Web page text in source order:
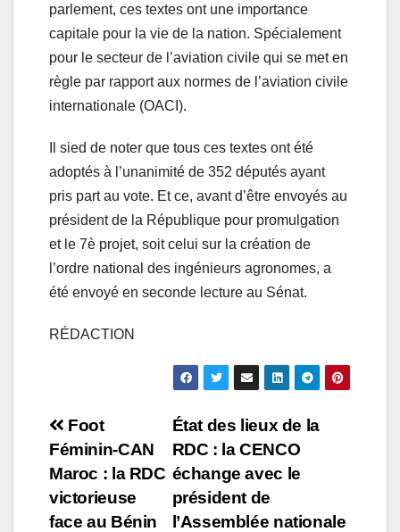
parlement, ces textes ont une importance
capitale pour la vie de la nation. Spécialement
pour le secteur de l’aviation civile qui se met en
règle par rapport aux normes de l’aviation civile
internationale (OACI).
Il sied de noter que tous ces textes ont été
adoptés à l’unanimité de 352 députés ayant
pris part au vote. Et ce, avant d’être envoyés au
président de la République pour promulgation
et le 7è projet, soit celui sur la création de
l’ordre national des ingénieurs agronomes, a
été envoyé en seconde lecture au Sénat.
RÉDACTION
Navigation
de
l’article
État des lieux de la
RDC : la CENCO
échange avec le
président de
l’Assemblée nationale
Foot
Féminin-CAN
Maroc : la RDC
victorieuse
face au Bénin